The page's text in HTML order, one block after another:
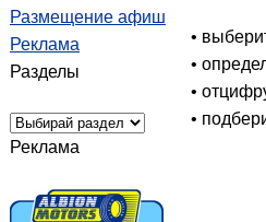
Размещение афиш
Реклама
Разделы
Реклама
•
•
•
•